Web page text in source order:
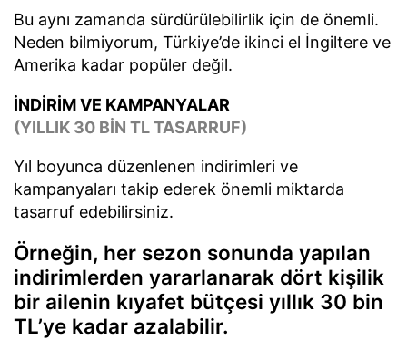
Bu aynı zamanda sürdürülebilirlik için de önemli.
Neden bilmiyorum, Türkiye’de ikinci el İngiltere ve
Amerika kadar popüler değil.
İNDİRİM VE KAMPANYALAR
(YILLIK 30 BİN TL TASARRUF)
Yıl boyunca düzenlenen indirimleri ve
kampanyaları takip ederek önemli miktarda
tasarruf edebilirsiniz.
Örneğin, her sezon sonunda yapılan
indirimlerden yararlanarak dört kişilik
bir ailenin kıyafet bütçesi yıllık 30 bin
TL’ye kadar azalabilir.